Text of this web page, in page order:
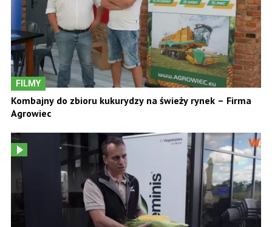
FILMY
Kombajny do zbioru kukurydzy na świeży rynek – Firma
Agrowiec